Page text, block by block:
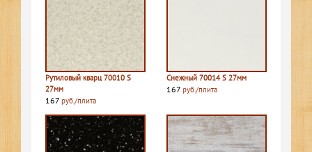
Рутиловый кварц 70010 S
27мм
167 руб./плита
Снежный 70014 S 27мм
167 руб./плита